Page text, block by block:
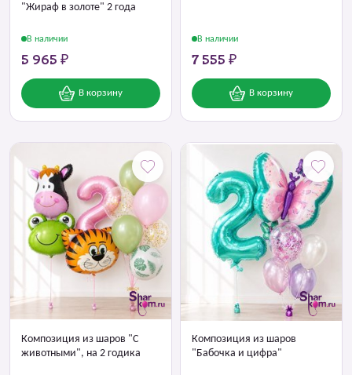
"Жираф в золоте" 2 года
В наличии
5 965 ₽
В корзину
В наличии
7 555 ₽
В корзину
Композиция из шаров "С
животными", на 2 годика
Композиция из шаров
"Бабочка и цифра"